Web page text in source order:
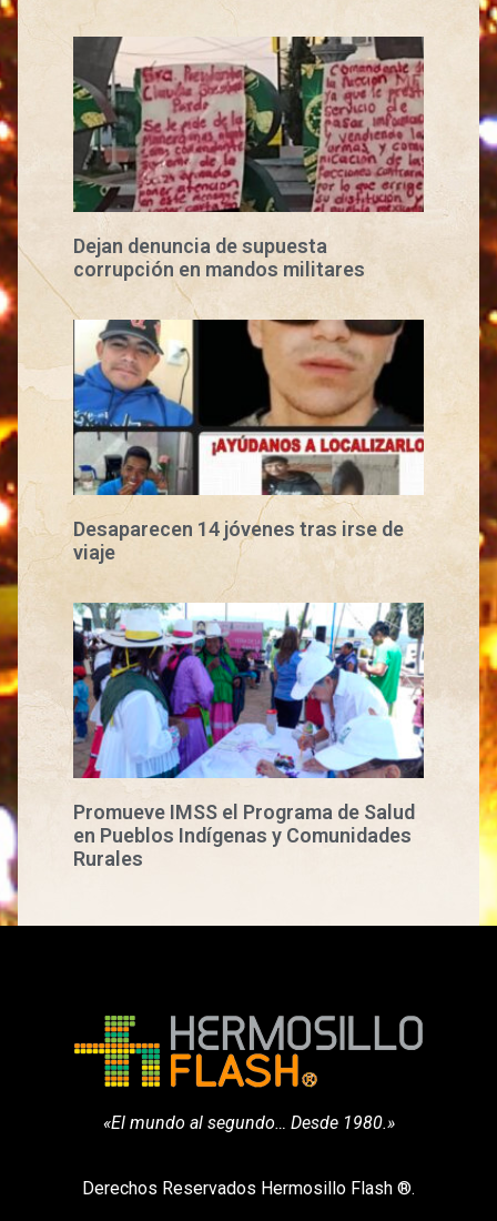
Dejan denuncia de supuesta
corrupción en mandos militares
Desaparecen 14 jóvenes tras irse de
viaje
Promueve IMSS el Programa de Salud
en Pueblos Indígenas y Comunidades
Rurales
«El mundo al segundo… Desde 1980.»
Derechos Reservados Hermosillo Flash ®.